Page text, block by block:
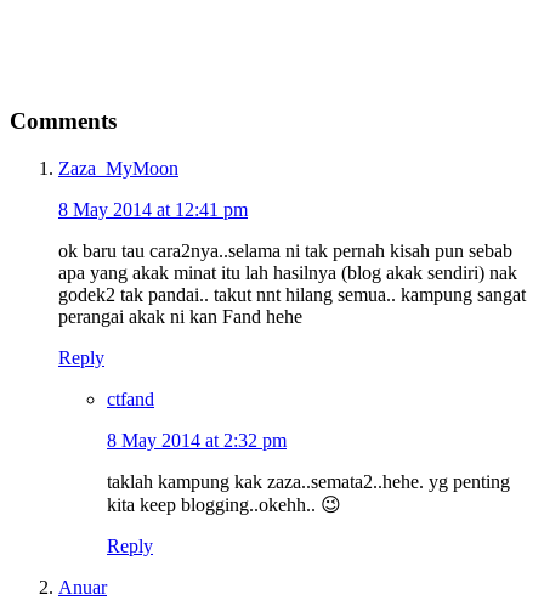
Comments
Zaza_MyMoon
8 May 2014 at 12:41 pm
ok baru tau cara2nya..selama ni tak pernah kisah pun sebab
apa yang akak minat itu lah hasilnya (blog akak sendiri) nak
godek2 tak pandai.. takut nnt hilang semua.. kampung sangat
perangai akak ni kan Fand hehe
Reply
ctfand
8 May 2014 at 2:32 pm
taklah kampung kak zaza..semata2..hehe. yg penting
kita keep blogging..okehh.. 😉
Reply
Anuar